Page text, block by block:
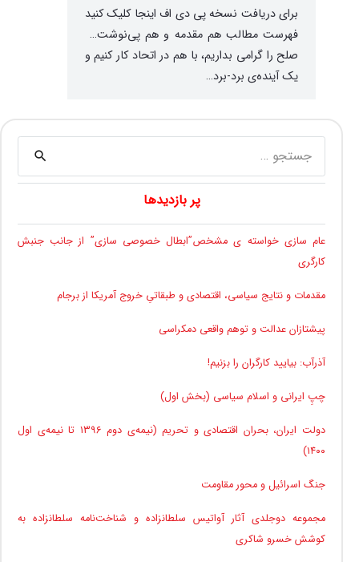
برای دریافت نسخه پی دی اف اینجا کلیک کنید
فهرست مطالب هم مقدمه و هم پی‌نوشت…
صلح را گرامی بداریم، با هم در اتحاد کار کنیم و
یک آینده‌ی برد-برد…
برای:
پر بازدیدها
عام سازی خواسته ی مشخص”ابطال خصوصی سازی” از جانب جنبش
کارگری
مقدمات و نتایج سیاسی، اقتصادی و طبقاتیِ خروج آمریکا از برجام
پیشتازان عدالت و توهم واقعی دمکراسی
آذرآب: بیایید کارگران را بزنیم!
چپِ ایرانی و اسلام سیاسی (بخش اول)
دولت ایران، بحران اقتصادی و تحریم (نیمه‌ی دوم ۱۳۹۶ تا نیمه‌ی اول
۱۴۰۰)
جنگ اسرائیل و محور مقاومت
مجموعه دوجلدی آثار آواتیس سلطانزاده و شناخت‌نامه سلطانزاده به
کوشش خسرو شاکری